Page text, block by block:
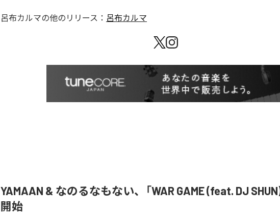
呂布カルマの他のリリース： 呂布カルマ
YAMAAN & なのるなもない、「WAR GAME (feat. DJ
開始